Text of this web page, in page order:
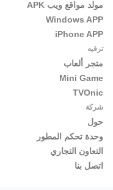
مولد مواقع ويب APK
Windows APP
iPhone APP
ترفيه
متجر ألعاب
Mini Game
TVOnic
شركة
حول
وحدة تحكم المطور
التعاون التجاري
اتصل بنا